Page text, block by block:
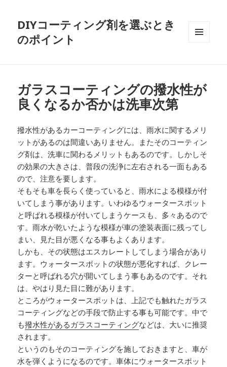
DIYコーティング剤を選ぶとき
のポイント
ガラスコーティングの撥水性が
良くなるか否かは洗車次第
撥水性があるカーコーティングには、雨水に関するメリ
ットがあるのは間違いありません。またそのコーティン
グ剤は、洗車に関わるメリットもあるのです。しかしそ
の効果の大きさは、普段の洗浄に左右される一面もある
ので、注意を要します。
そもそも車を長らく使っていると、雨水による模様が付
いてしまう事があります。いわゆるウォータースポット
と呼ばれる模様が付いてしまうケースも、多々あるので
す。雨水が乾いたような模様が車の塗装表面に残ってし
まい、見た目が悪くなる事もよくあります。
しかも、その状態はエスカレートしてしまう場合があり
ます。ウォータースポットの状態が悪化すれば、クレー
ターと呼ばれる穴が開いてしまう事もあるのです。それ
は、やはり見た目に難があります。
ところがウォータースポットは、上記でも触れたガラス
コーティングなどの手段で防止する事も可能です。中で
も撥水性があるガラスコーティングなどは、大いに推奨
されます。
というのもそのコーティングを施しておきますと、車が
水を弾くようになるのです。車体にウォータースポット